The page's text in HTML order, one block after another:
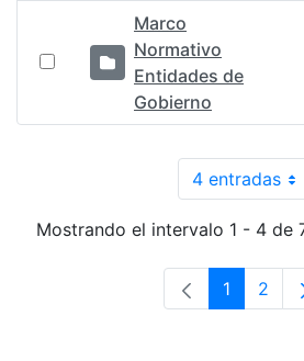
Marco
Normativo
Entidades de
Gobierno
4 entradas
Por
Mostrando el intervalo 1 - 4 de
Página
1 2